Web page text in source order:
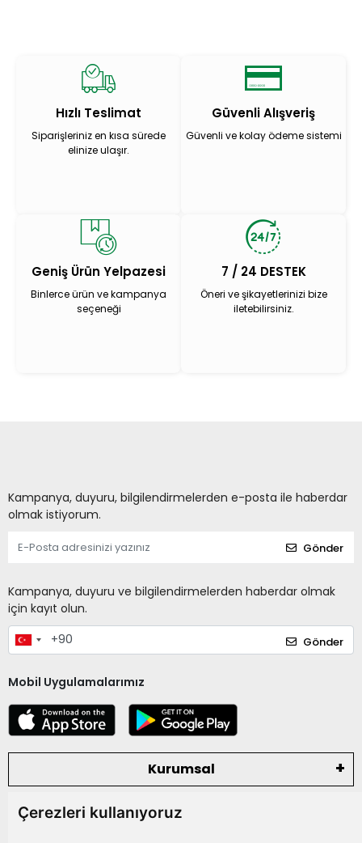
Çerezleri kullanıyoruz
Hızlı Teslimat
Siparişleriniz en kısa sürede
elinize ulaşır.
Güvenli Alışveriş
Güvenli ve kolay ödeme sistemi
Geniş Ürün Yelpazesi
Binlerce ürün ve kampanya
seçeneği
7 / 24 DESTEK
Öneri ve şikayetlerinizi bize
iletebilirsiniz.
Kampanya, duyuru, bilgilendirmelerden e-posta ile haberdar
olmak istiyorum.
Gönder
Kampanya, duyuru ve bilgilendirmelerden haberdar olmak
için kayıt olun.
Gönder
Mobil Uygulamalarımız
Kurumsal
Kategoriler